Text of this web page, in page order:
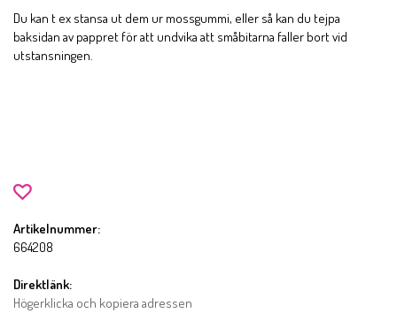
Du kan t ex stansa ut dem ur mossgummi, eller så kan du tejpa
baksidan av pappret för att undvika att småbitarna faller bort vid
utstansningen.
Artikelnummer:
664208
Direktlänk:
Högerklicka och kopiera adressen